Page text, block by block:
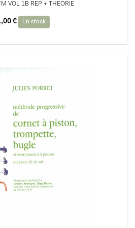
VOL 1B REP + THEORIE
€ En stock